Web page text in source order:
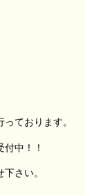
ております。
中！！
さい。